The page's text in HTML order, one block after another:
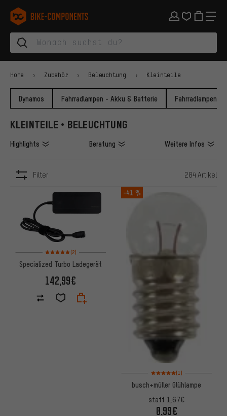
Zur Hauptnavigation springen
Zur Kategorienavigation springen
Zum Inhalt springen
Zu Marken und Newsletter springen
Zur Fußzeile springen
bike-components.de Startseite
Home Zubehör Beleuchtung Kleinteile
Dynamos Fahrradlampen - Akku & Batterie Fahrradlampen -
KLEINTEILE • BELEUCHTUNG
Highlights Beratung Weitere Infos
Filter 284 Artikel
Bewertungen: 5 von 5 basierend auf 2 Bewertungen
(2)
Specialized Turbo Ladegerät
142,99€
-41 %
Bewertungen: 5 von 5
(1)
busch+müller Glühlampe
statt 1,67€
0,99€